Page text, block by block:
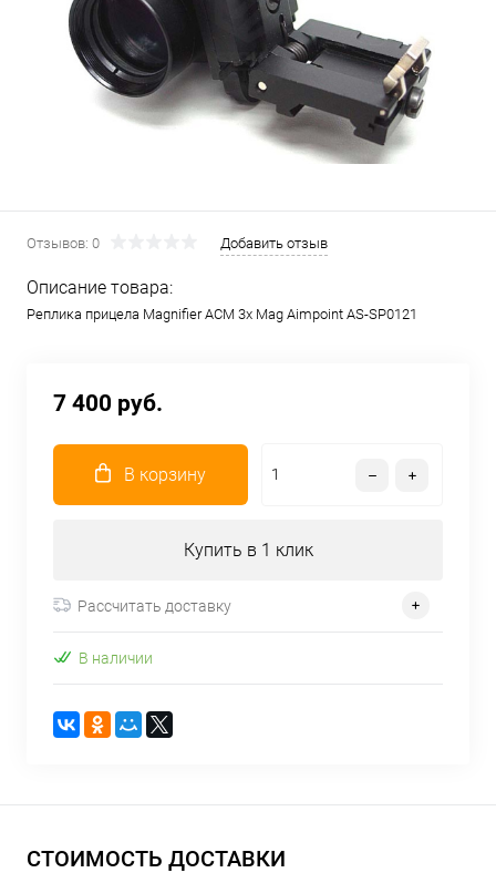
Отзывов: 0 Добавить отзыв
Описание товара:
Реплика прицела Magnifier ACM 3x Mag Aimpoint AS-SP0121
7 400 руб.
В корзину
Купить в 1 клик
Рассчитать доставку
В наличии
СТОИМОСТЬ ДОСТАВКИ